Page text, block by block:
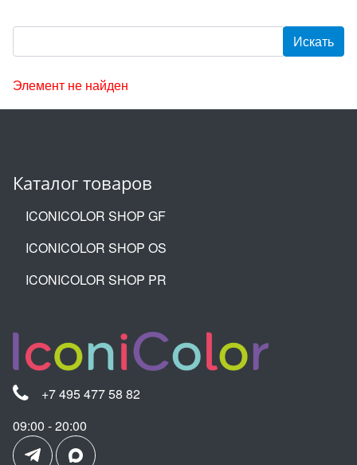
Элемент не найден
Каталог товаров
ICONICOLOR SHOP GF
ICONICOLOR SHOP OS
ICONICOLOR SHOP PR
+7 495 477 58 82
09:00 - 20:00